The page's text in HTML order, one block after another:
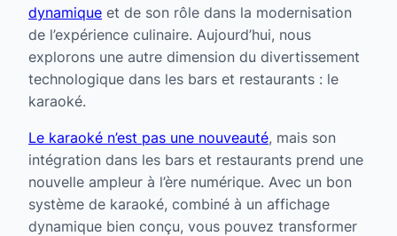
dynamique et de son rôle dans la modernisation
de l’expérience culinaire. Aujourd’hui, nous
explorons une autre dimension du divertissement
technologique dans les bars et restaurants : le
karaoké.
Le karaoké n’est pas une nouveauté, mais son
intégration dans les bars et restaurants prend une
nouvelle ampleur à l’ère numérique. Avec un bon
système de karaoké, combiné à un affichage
dynamique bien conçu, vous pouvez transformer